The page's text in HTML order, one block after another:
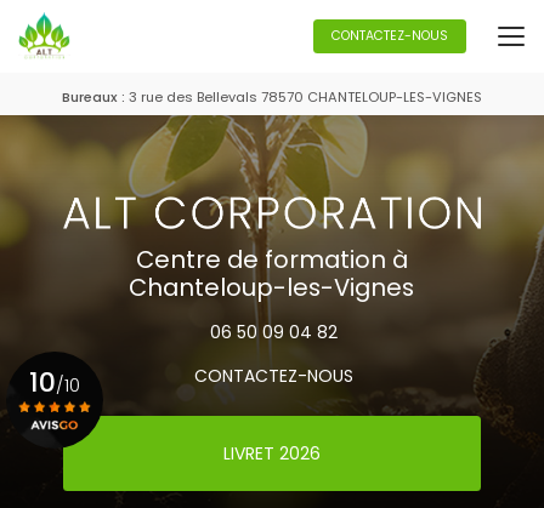
au
contenu
Bureaux : 3 rue des Bellevals 78570 CHANTELOUP-LES-VIGNES
CONTACTEZ-NOUS
Centre de formation à
Chanteloup-les-Vignes
06 50 09 04 82
CONTACTEZ-NOUS
LIVRET 2026
10/10